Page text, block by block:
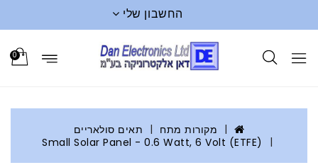
החשבון שלי
0
מקורות מתח
תאים סולאריים
Small Solar Panel - 0.6 Watt, 6 Volt (ETFE)